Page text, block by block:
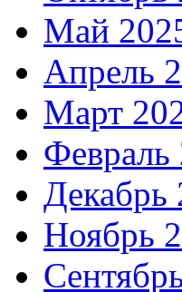
Май
Апрель
Март
Февраль
Декабрь
Ноябрь